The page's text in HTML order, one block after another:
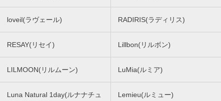
loveil(ラヴェール) RADIRIS(ラディリス)
RESAY(リセイ) Lillbon(リルボン)
LILMOON(リルムーン) LuMia(ルミア)
Luna Natural 1day(ルナナチュ
Lemieu(ルミュー)